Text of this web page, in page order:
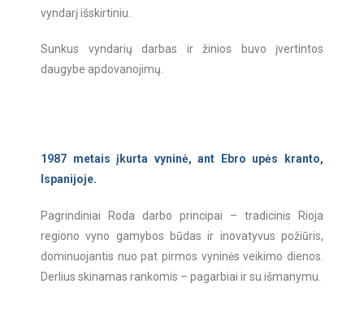
vyndarį išskirtiniu.
Sunkus vyndarių darbas ir žinios buvo įvertintos
daugybe apdovanojimų.
1987 metais įkurta vyninė, ant Ebro upės kranto,
Ispanijoje.
Pagrindiniai Roda darbo principai – tradicinis Rioja
regiono vyno gamybos būdas ir inovatyvus požiūris,
dominuojantis nuo pat pirmos vyninės veikimo dienos.
Derlius skinamas rankomis – pagarbiai ir su išmanymu.